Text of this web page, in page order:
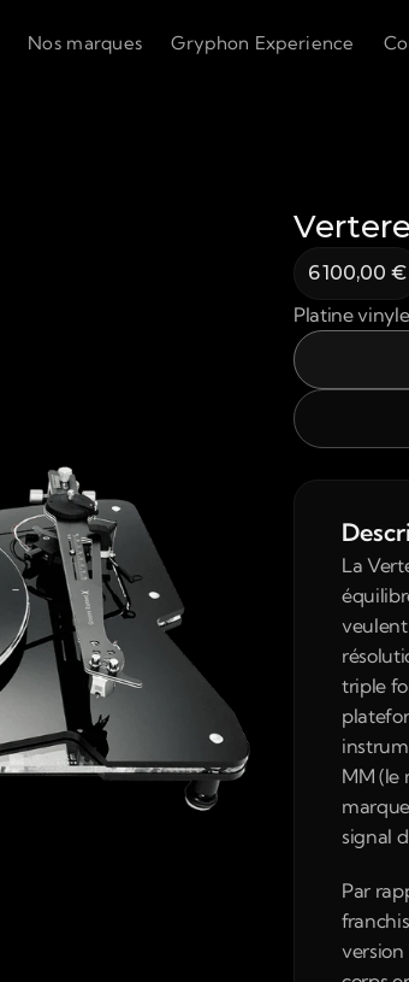
6 100,00 €
Platine
La
veulent
triple
MM (le
signal
Par
version
Nos marques Gryphon Experience